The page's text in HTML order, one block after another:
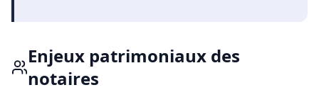
Enjeux patrimoniaux des
notaires